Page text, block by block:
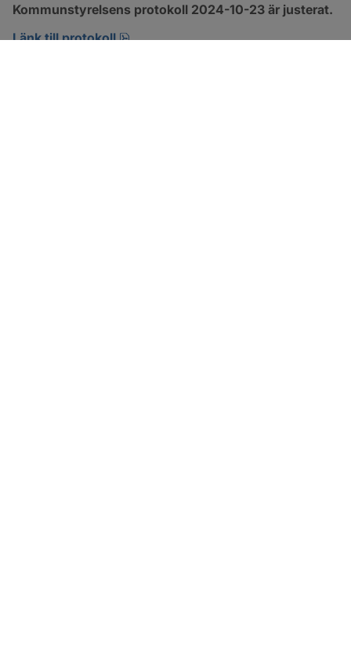
Kommunstyrelsens protokoll 2024-10-23 är justerat.
Länk till protokoll
pdf, 463.4 kB, öppnas i nytt fönster.